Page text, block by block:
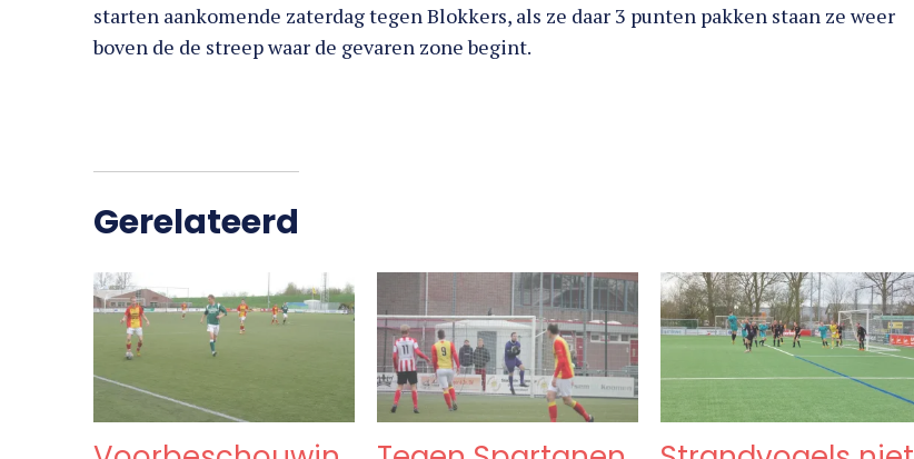
starten aankomende zaterdag tegen Blokkers, als ze daar 3 punten pakken staan ze weer
boven de de streep waar de gevaren zone begint.
Gerelateerd